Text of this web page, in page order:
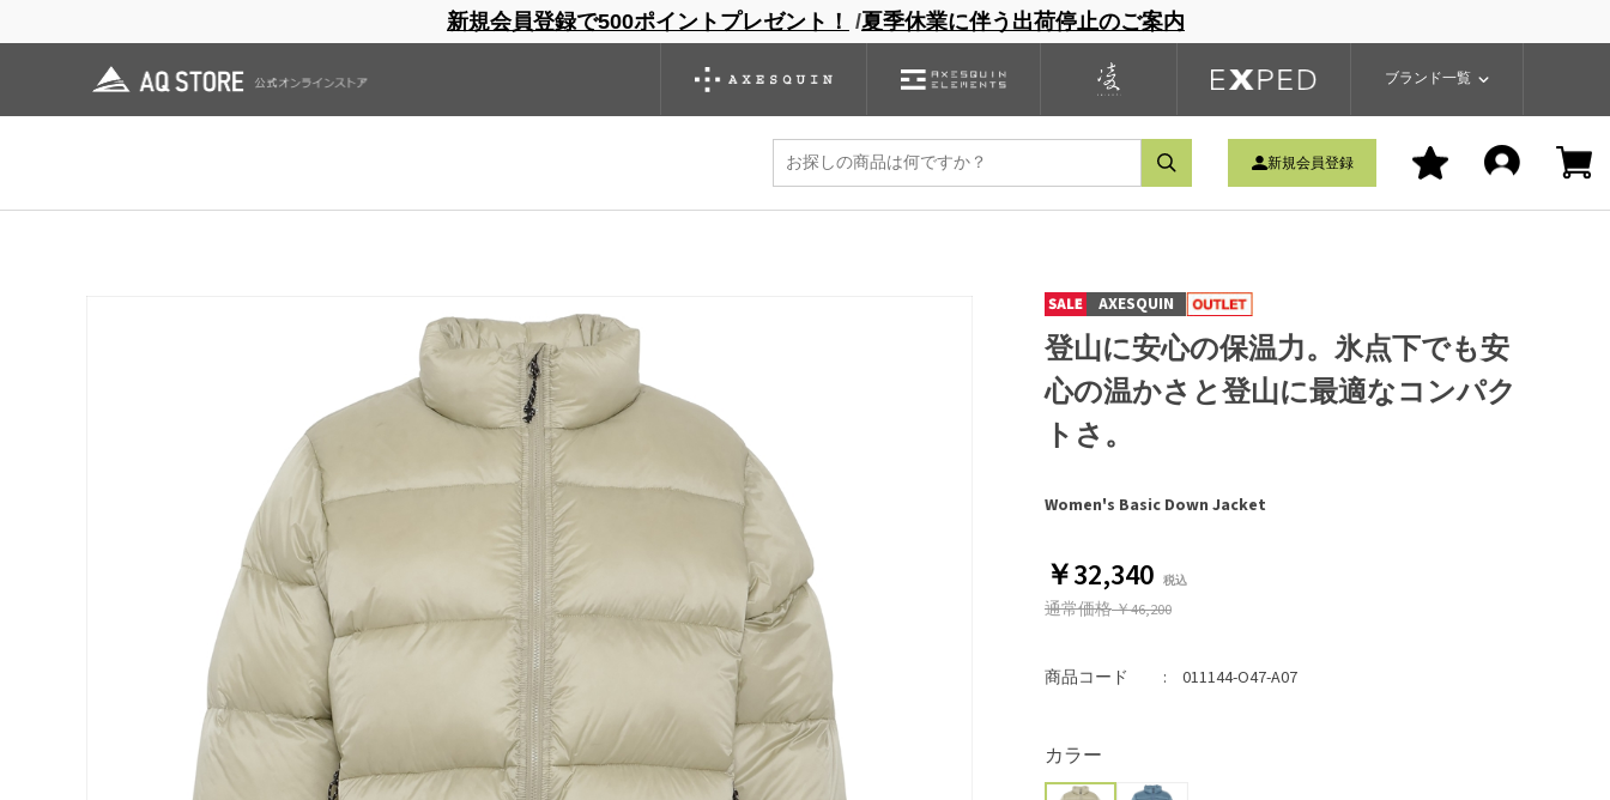
新規会員登録で500ポイントプレゼント！ /夏季休業に伴う出荷停止のご案内
ブランド一覧
ブランドサイト 商品一覧 ブランドサイト 商品一覧
新規会員登録
スリーピングマット バックパック グローブ シノギング アウトレット
AXESQUIN
登山に安心の保温力。氷点下でも安
心の温かさと登山に最適なコンパク
トさ。
Women's Basic Down Jacket
￥32,340
通常価格￥46,200
商品コード 011144-O47-A07
カラー